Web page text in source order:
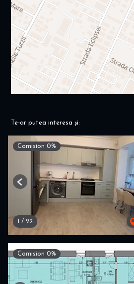
Te-ar putea interesa și:
Comision 0%
/ 22
Previous
Comision 0%